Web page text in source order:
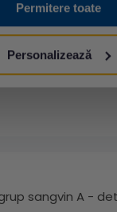
Permitere toate
Personalizează
antitrombocitari
sangvin A -